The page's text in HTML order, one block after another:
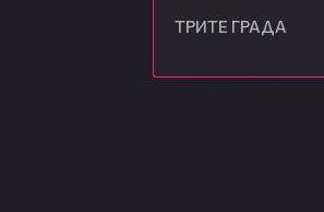
ТРИТЕ ГРАДА